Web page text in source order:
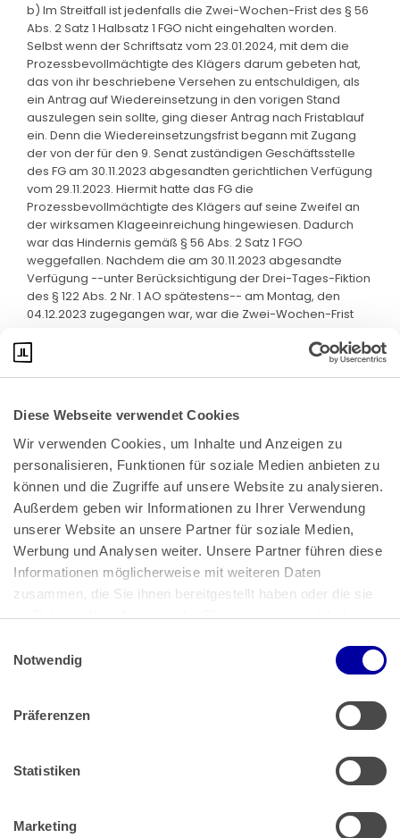
Diese Webseite verwendet Cookies
Wir verwenden Cookies, um Inhalte und Anzeigen zu
personalisieren, Funktionen für soziale Medien anbieten zu
können und die Zugriffe auf unsere Website zu analysieren.
Außerdem geben wir Informationen zu Ihrer Verwendung
unserer Website an unsere Partner für soziale Medien,
Werbung und Analysen weiter. Unsere Partner führen diese
Informationen möglicherweise mit weiteren Daten
zusammen, die Sie ihnen bereitgestellt haben oder die sie
im Rahmen Ihrer Nutzung der Dienste gesammelt haben.
Impressum
Notwendig
Präferenzen
Statistiken
Marketing
b) Im Streitfall ist jedenfalls die Zwei-Wochen-Frist des § 56
Abs. 2 Satz 1 Halbsatz 1 FGO nicht eingehalten worden.
Selbst wenn der Schriftsatz vom 23.01.2024, mit dem die
Prozessbevollmächtigte des Klägers darum gebeten hat,
das von ihr beschriebene Versehen zu entschuldigen, als
ein Antrag auf Wiedereinsetzung in den vorigen Stand
auszulegen sein sollte, ging dieser Antrag nach Fristablauf
ein. Denn die Wiedereinsetzungsfrist begann mit Zugang
der von der für den 9. Senat zuständigen Geschäftsstelle
des FG am 30.11.2023 abgesandten gerichtlichen Verfügung
vom 29.11.2023. Hiermit hatte das FG die
Prozessbevollmächtigte des Klägers auf seine Zweifel an
der wirksamen Klageeinreichung hingewiesen. Dadurch
war das Hindernis gemäß § 56 Abs. 2 Satz 1 FGO
weggefallen. Nachdem die am 30.11.2023 abgesandte
Verfügung --unter Berücksichtigung der Drei-Tages-Fiktion
des § 122 Abs. 2 Nr. 1 AO spätestens-- am Montag, den
04.12.2023 zugegangen war, war die Zwei-Wochen-Frist
Bundeskanzlerplatz 2
53113 Bonn
Pressemitteilungen|AGB
Impressum|Datenschutz
Muster Widerrufsformular (PDF)
Barrierefreiheit